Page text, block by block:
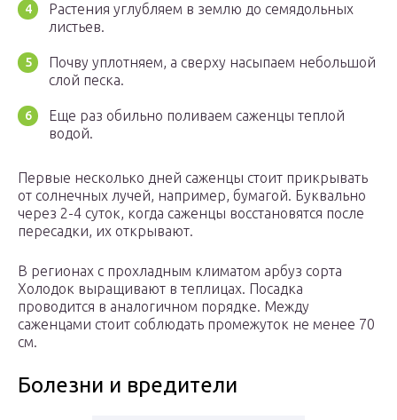
Растения углубляем в землю до семядольных
листьев.
Почву уплотняем, а сверху насыпаем небольшой
слой песка.
Еще раз обильно поливаем саженцы теплой
водой.
Первые несколько дней саженцы стоит прикрывать
от солнечных лучей, например, бумагой. Буквально
через 2-4 суток, когда саженцы восстановятся после
пересадки, их открывают.
В регионах с прохладным климатом арбуз сорта
Холодок выращивают в теплицах. Посадка
проводится в аналогичном порядке. Между
саженцами стоит соблюдать промежуток не менее 70
см.
Болезни и вредители